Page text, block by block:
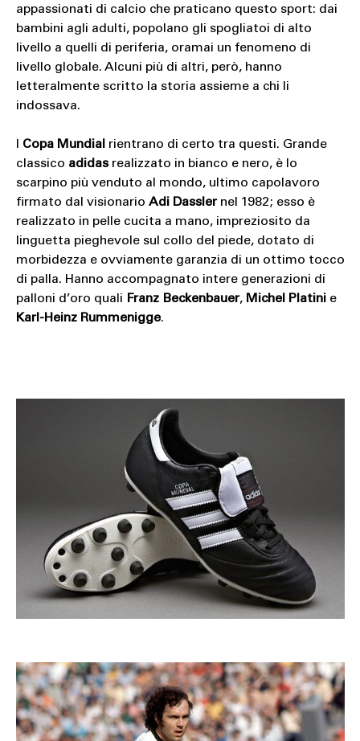
appassionati di calcio che praticano questo sport: dai
bambini agli adulti, popolano gli spogliatoi di alto
livello a quelli di periferia, oramai un fenomeno di
livello globale. Alcuni più di altri, però, hanno
letteralmente scritto la storia assieme a chi li
indossava.
I Copa Mundialrientrano di certo tra questi. Grande
classico adidasrealizzato in bianco e nero, è lo
scarpino più venduto al mondo, ultimo capolavoro
firmato dal visionario Adi Dasslernel 1982; esso è
realizzato in pelle cucita a mano, impreziosito da
linguetta pieghevole sul collo del piede, dotato di
morbidezza e ovviamente garanzia di un ottimo tocco
di palla. Hanno accompagnato intere generazioni di
palloni d’oro quali Franz Beckenbauer, Michel Platinie
Karl-Heinz Rummenigge.